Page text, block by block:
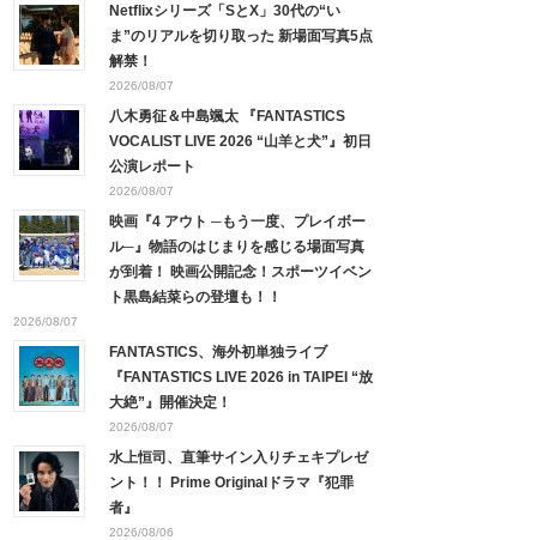
Netflixシリーズ「SとX」30代の“い
ま”のリアルを切り取った 新場面写真5点
解禁！
2026/08/07
八木勇征＆中島颯太 『FANTASTICS
VOCALIST LIVE 2026 “山羊と犬”』初日
公演レポート
2026/08/07
映画『4 アウト ─もう一度、プレイボー
ル─』物語のはじまりを感じる場面写真
が到着！ 映画公開記念！スポーツイベン
ト黒島結菜らの登壇も！！
2026/08/07
FANTASTICS、海外初単独ライブ
『FANTASTICS LIVE 2026 in TAIPEI “放
大絶”』開催決定！
2026/08/07
水上恒司、直筆サイン入りチェキプレゼ
ント！！ Prime Originalドラマ『犯罪
者』
2026/08/06